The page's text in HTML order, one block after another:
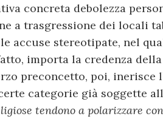
concreta debolezza
a trasgressione dei locali
accuse stereotipate, nel
importa la credenza
preconcetto, poi, inerisce
categorie già soggette
tendono a polarizzare